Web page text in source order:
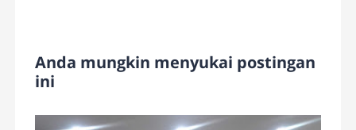
Anda mungkin menyukai postingan
ini